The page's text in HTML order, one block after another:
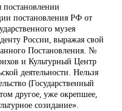
постановлении
постановления РФ от
музея
России, выражая свой
Постановления. №
и Культурный Центр
деятельности. Нельзя
(Государственный
другое, уже окрепшее,
созидание».